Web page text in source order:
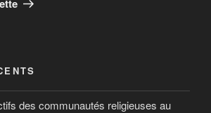
des communautés religieuses au